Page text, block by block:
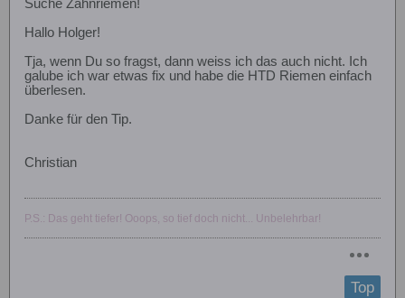
Suche Zahnriemen!
Hallo Holger!
Tja, wenn Du so fragst, dann weiss ich das auch nicht. Ich
galube ich war etwas fix und habe die HTD Riemen einfach
überlesen.
Danke für den Tip.
Christian
P.S.: Das geht tiefer! Ooops, so tief doch nicht... Unbelehrbar!
Top